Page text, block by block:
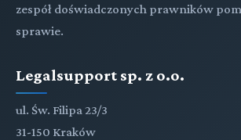
zespół doświadczonych prawników
sprawie.
Legalsupport sp. z o.o.
ul. Św. Filipa 23/3
31-150 Kraków